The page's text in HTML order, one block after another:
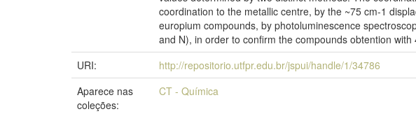
coordination to the metallic centre, by the ~75 cm-1
europium compounds, by photoluminescence
and N), in order to confirm the compounds obtention
URI:
http://repositorio.utfpr.edu.br/jspui/handle/1/34786
Aparece nas
coleções:
CT - Química